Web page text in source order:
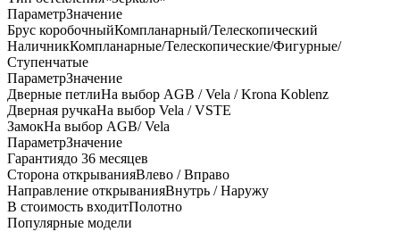
ПараметрЗначение
Брус коробочныйКомпланарный/Телескопический
НаличникКомпланарные/Телескопические/Фигурные/
Ступенчатые
ПараметрЗначение
Дверные петлиНа выбор AGB / Vela / Krona Koblenz
Дверная ручкаНа выбор Vela / VSTE
ЗамокНа выбор AGB/ Vela
ПараметрЗначение
Гарантиядо 36 месяцев
Сторона открыванияВлево / Вправо
Направление открыванияВнутрь / Наружу
В стоимость входитПолотно
Популярные модели